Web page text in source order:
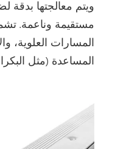
ويتم معالجتها
مستقيمة وناعمة.
المسارات العلوية،
المساعدة (مثل